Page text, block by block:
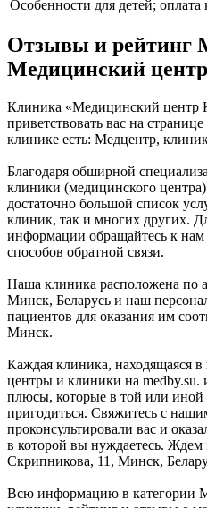
Особенности для детей; оплата
Отзывы и рейтинг
Медицинский
Клиника «Медицинский центр
приветствовать вас на
клинике есть: Медцентр,
Благодаря обширной
клиники (медицинского
достаточно большой список
клиник, так и многих других.
информации обращайтесь к
способов обратной связи.
Наша клиника расположена по
Минск, Беларусь и наш
пациентов для оказания им
Минск.
Каждая клиника, находящаяся
центры и клиники на medby.su.
плюсы, которые в той или иной
пригодиться. Свяжитесь с
проконсультировали вас и
в которой вы нуждаетесь. Ждем
Скрипникова, 11, Минск,
Всю информацию в категории